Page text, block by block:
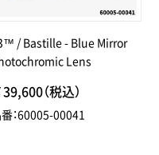
/ Bastille - Blue Mirror
Lens
39,600（税込）
：60005-00041